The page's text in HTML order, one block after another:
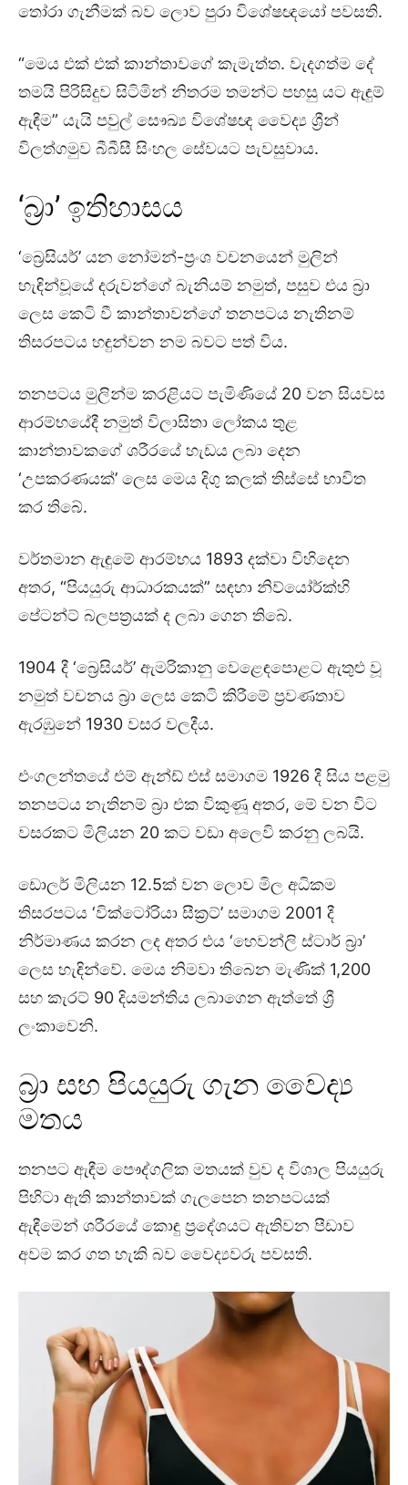
තෝරා ගැනීමක් බව ලොව පුරා විශේෂඥයෝ පවසති.
“මෙය එක් එක් කාන්තාවගේ කැමැත්ත. වැදගත්ම දේ
තමයි පිරිසිදුව සිටිමින් නිතරම තමන්ට පහසු යට ඇඳුම්
ඇඳීම” යැයි පවුල් සෞඛ්‍ය විශේෂඥ වෛද්‍ය ශ්‍රීන්
විලත්ගමුව බීබීසී සිංහල සේවයට පැවසුවාය.
‘බ්‍රා’ ඉතිහාසය
‘බ්‍රෙසියර්’ යන නෝමන්-ප්‍රංශ වචනයෙන් මුලින්
හැඳින්වූයේ දරුවන්ගේ බැනියම් නමුත්, පසුව එය බ්‍රා
ලෙස කෙටි වී කාන්තාවන්ගේ තනපටය නැතිනම්
තිසරපටය හඳුන්වන නම බවට පත් විය.
තනපටය මුලින්ම කරළියට පැමිණියේ 20 වන සියවස
ආරම්භයේදී නමුත් විලාසිතා ලෝකය තුළ
කාන්තාවකගේ ශරීරයේ හැඩය ලබා දෙන
‘උපකරණයක්’ ලෙස මෙය දිගු කලක් තිස්සේ භාවිත
කර තිබේ.
වර්තමාන ඇඳුමේ ආරම්භය 1893 දක්වා විහිදෙන
අතර, “පියයුරු ආධාරකයක්” සඳහා නිව්යෝර්ක්හි
පේටන්ට් බලපත්‍රයක් ද ලබා ගෙන තිබේ.
1904 දී ‘බ්‍රෙසියර්’ ඇමරිකානු වෙළෙඳපොළට ඇතුළු වූ
නමුත් වචනය බ්‍රා ලෙස කෙටි කිරීමේ ප්‍රවණතාව
ඇරඹුනේ 1930 වසර වලදීය.
එංගලන්තයේ එම් ඇන්ඩ් එස් සමාගම 1926 දී සිය පළමු
තනපටය නැතිනම් බ්‍රා එක විකුණූ අතර, මේ වන විට
වසරකට මිලියන 20 කට වඩා අලෙවි කරනු ලබයි.
ඩොලර් මිලියන 12.5ක් වන ලොව මිල අධිකම
තිසරපටය ‘වික්ටෝරියා සීක්‍රට්’ සමාගම 2001 දී
නිර්මාණය කරන ලද අතර එය ‘හෙවන්ලි ස්ටාර් බ්‍රා’
ලෙස හැඳින්වේ. මෙය නිමවා තිබෙන මැණික් 1,200
සහ කැරට් 90 දියමන්තිය ලබාගෙන ඇත්තේ ශ්‍රී
ලංකාවෙනි.
බ්‍රා සහ පියයුරු ගැන වෛද්‍ය
මතය
තනපට ඇඳීම පෞද්ගලික මතයක් වුව ද විශාල පියයුරු
පිහිටා ඇති කාන්තාවක් ගැලපෙන තනපටයක්
ඇඳීමෙන් ශරීරයේ කොඳු ප්‍රදේශයට ඇතිවන පීඩාව
අවම කර ගත හැකි බව වෛද්‍යවරු පවසති.